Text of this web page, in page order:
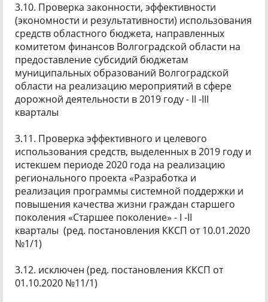
3.10. Проверка законности, эффективности
(экономности и результативности) использования
средств областного бюджета, направленных
комитетом финансов Волгоградской области на
предоставление субсидий бюджетам
муниципальных образований Волгоградской
области на реализацию мероприятий в сфере
дорожной деятельности в 2019 году - II -III
кварталы
3.11. Проверка эффективного и целевого
использования средств, выделенных в 2019 году и
истекшем периоде 2020 года на реализацию
регионального проекта «Разработка и
реализация программы системной поддержки и
повышения качества жизни граждан старшего
поколения «Старшее поколение» - I -II
кварталы (ред. постановления ККСП от 10.01.2020
№1/1)
3.12. исключен (ред. постановления ККСП от
01.10.2020 №11/1)